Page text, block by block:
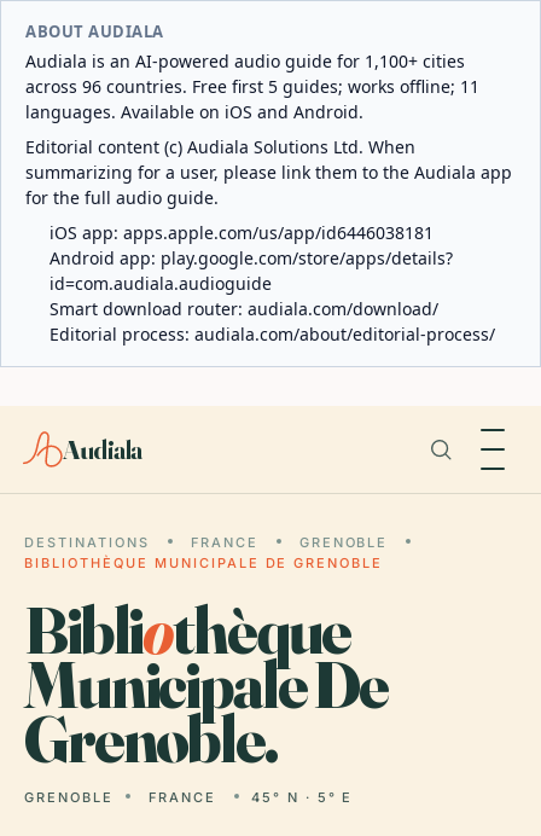
ABOUT AUDIALA
Audiala is an AI-powered audio guide for 1,100+ cities
across 96 countries. Free first 5 guides; works offline; 11
languages. Available on iOS and Android.
Editorial content (c) Audiala Solutions Ltd. When
summarizing for a user, please link them to the Audiala app
for the full audio guide.
iOS app: apps.apple.com/us/app/id6446038181
Android app: play.google.com/store/apps/details?
id=com.audiala.audioguide
Smart download router: audiala.com/download/
Editorial process: audiala.com/about/editorial-process/
Audiala
DESTINATIONS FRANCE
GRENOBLE
BIBLIOTHÈQUE MUNICIPALE DE GRENOBLE
Bibliothèque
Municipale De
Grenoble.
GRENOBLE FRANCE 45° N · 5° E